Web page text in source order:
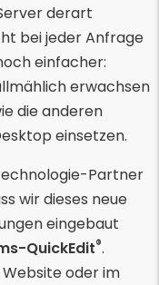
derart
bei jeder Anfrage
einfacher:
erwachsen
die anderen
einsetzen.
Partner
wir dieses neue
eingebaut
QuickEdit®.
oder im